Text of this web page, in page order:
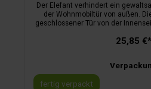
Der Elefant verhindert ein
der Wohnmobiltür von außen.
geschlossener Tür von der
Tür weder von außen noch
Innenraumvon
25,85 €*
fertig verpackt